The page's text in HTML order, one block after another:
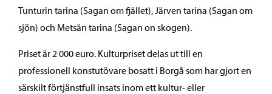
Tunturin tarina (Sagan om fjället), Järven tarina (Sagan om
sjön) och Metsän tarina (Sagan on skogen).
Priset är 2 000 euro. Kulturpriset delas ut till en
professionell konstutövare bosatt i Borgå som har gjort en
särskilt förtjänstfull insats inom ett kultur- eller